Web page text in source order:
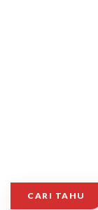
CARI TAHU